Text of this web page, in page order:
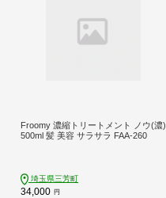
Froomy 濃縮トリートメント ノウ(濃)
500ml 髪 美容 サラサラ FAA-260
埼玉県三芳町
34,000 円